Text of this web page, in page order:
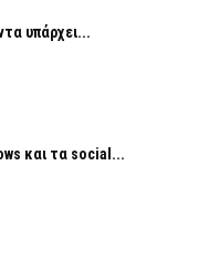
υπάρχει...
και τα social...